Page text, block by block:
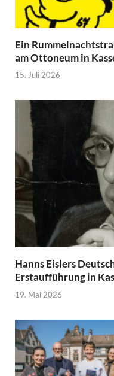
Ein
am Ottoneum in
15. Juli 2026
Hanns Eislers
Erstaufführung in
19. Mai 2026